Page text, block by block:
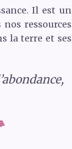
Il est un
ressources
la terre et ses